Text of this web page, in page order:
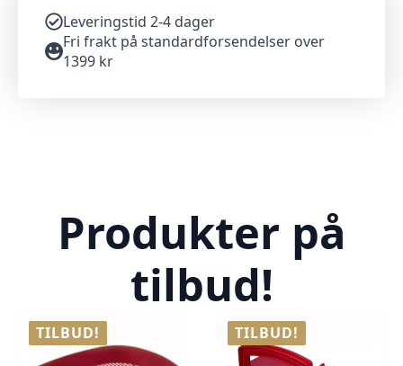
Leveringstid 2-4 dager
Fri frakt på standardforsendelser over
1399 kr
Produkter på
tilbud!
TILBUD! TILBUD!